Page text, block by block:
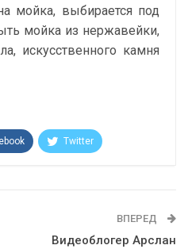
мойка, выбирается под
мойка из нержавейки,
искусственного камня
Twitter
ВПЕРЕД
Видеоблогер Арслан